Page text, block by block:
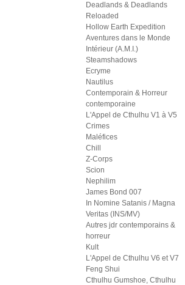
Deadlands & Deadlands
Reloaded
Hollow Earth Expedition
Aventures dans le Monde
Intérieur (A.M.I.)
Steamshadows
Ecryme
Nautilus
Contemporain & Horreur
contemporaine
L'Appel de Cthulhu V1 à V5
Crimes
Maléfices
Chill
Z-Corps
Scion
Nephilim
James Bond 007
In Nomine Satanis / Magna
Veritas (INS/MV)
Autres jdr contemporains &
horreur
Kult
L'Appel de Cthulhu V6 et V7
Feng Shui
Cthulhu Gumshoe, Cthulhu